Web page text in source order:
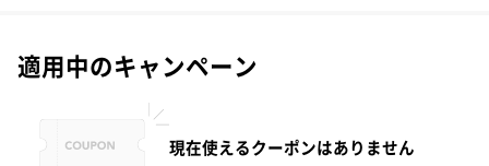
適用中のキャンペーン
現在使えるクーポンはありません